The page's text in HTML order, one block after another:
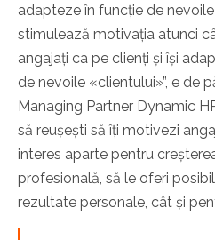
adapteze în funcție de
stimulează motivația atunci
angajați ca pe clienți și își
de nevoile «clientului»”, e de
Managing Partner Dynamic
să reușești să îți motivezi
interes aparte pentru
profesională, să le oferi
rezultate personale, cât și